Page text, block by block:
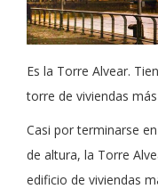
Es la Torre Alvear.
torre de viviendas
Casi por terminarse
de altura, la Torre
edificio de viviendas